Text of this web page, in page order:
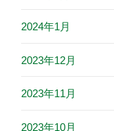
2024年1月
2023年12月
2023年11月
2023年10月